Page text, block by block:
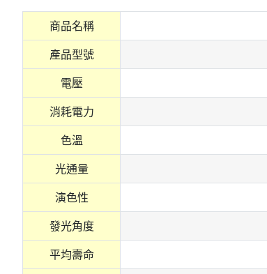
商品名稱
產品型號
電壓
消耗電力
色溫
光通量
演色性
發光角度
平均壽命